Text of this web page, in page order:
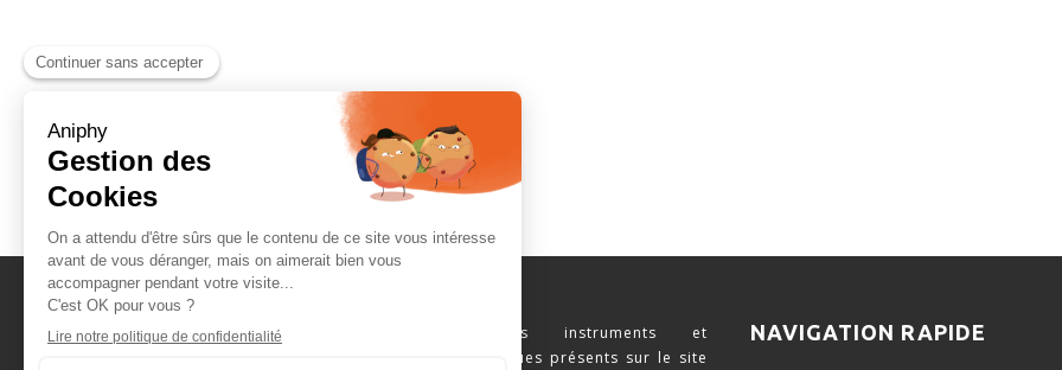
Naviguez parmi les instruments et
consommables scientifiques présents sur le site
NAVIGATION RAPIDE